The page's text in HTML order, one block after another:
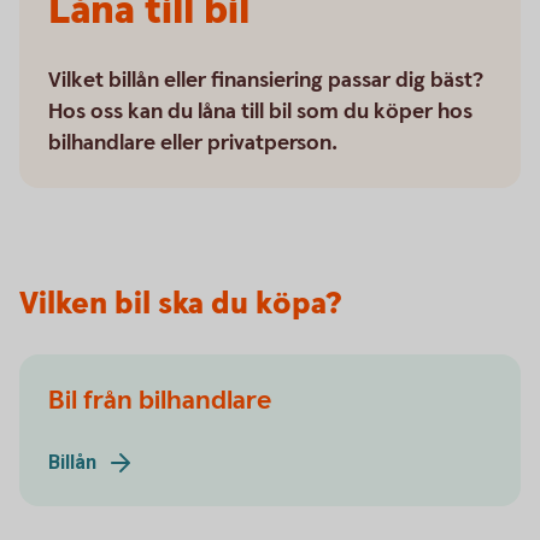
Vilket billån eller finansiering passar dig bäst?
Hos oss kan du låna till bil som du köper hos
bilhandlare eller privatperson.
Vilken bil ska du köpa?
Bil från bilhandlare
Billån